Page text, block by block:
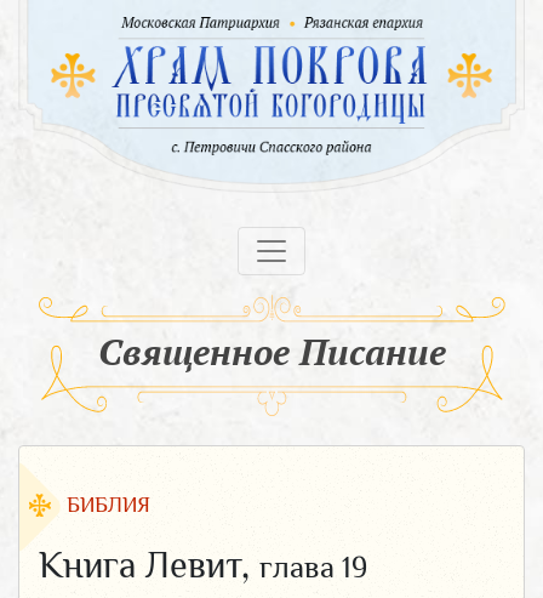
Священное Писание
БИБЛИЯ
Книга Левит, глава 19